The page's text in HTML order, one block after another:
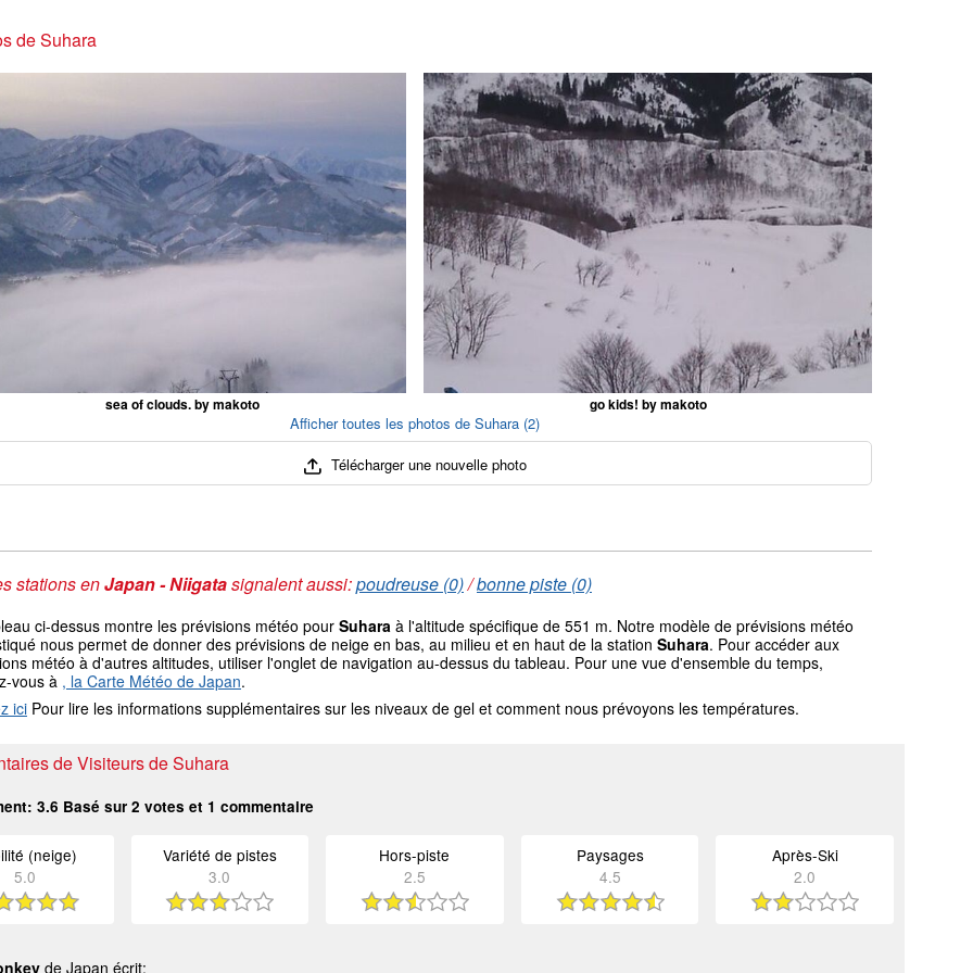
de Suhara
sea of clouds. by makoto go kids! by makoto
Afficher toutes les photos de Suhara (2)
Télécharger une nouvelle photo
stations enJapan - Niigatasignalent aussi:poudreuse (0)/bonne piste (0)
ci-dessus montre les prévisions météo pour Suhara à l'altitude spécifique de 551 m. Notre modèle de prévisions météo
nous permet de donner des prévisions de neige en bas, au milieu et en haut de la station Suhara. Pour accéder aux
météo à d'autres altitudes, utiliser l'onglet de navigation au-dessus du tableau. Pour une vue d'ensemble du temps,
vous à , la Carte Météo de Japan.
ici Pour lire les informations supplémentaires sur les niveaux de gel et comment nous prévoyons les températures.
de Visiteurs de Suhara
3.6 Basé sur 2 votes et 1 commentaire
(neige)
5.0
Variété de pistes
3.0
Hors-piste
2.5
Paysages
4.5
Après-Ski
2.0
de Japan écrit: